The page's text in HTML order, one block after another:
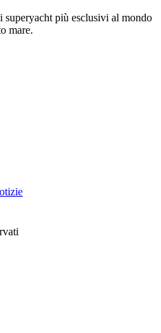
più esclusivi al mondo
mare.